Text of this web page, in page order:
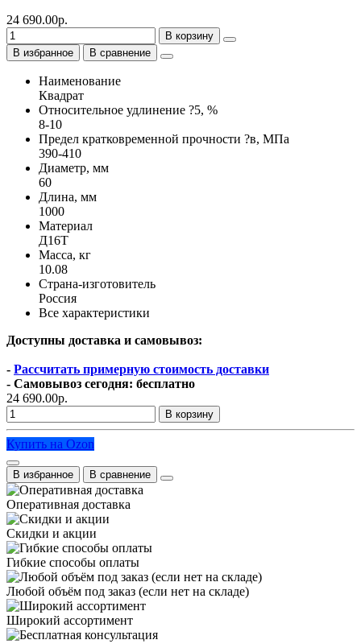
24 690.00р.
В корзину
В избранное
В сравнение
Наименование
Квадрат
Относительное удлинение ?5, %
8-10
Предел кратковременной прочности ?в, МПа
390-410
Диаметр, мм
60
Длина, мм
1000
Материал
Д16Т
Масса, кг
10.08
Страна-изготовитель
Россия
Все характеристики
Доступны доставка и самовывоз:
- Рассчитать примерную стоимость доставки
- Самовывоз сегодня: бесплатно
24 690.00р.
В корзину
Купить на Ozon
В избранное В сравнение
Оперативная доставка
Скидки и акции
Гибкие способы оплаты
Любой объём под заказ (если нет на складе)
Широкий ассортимент